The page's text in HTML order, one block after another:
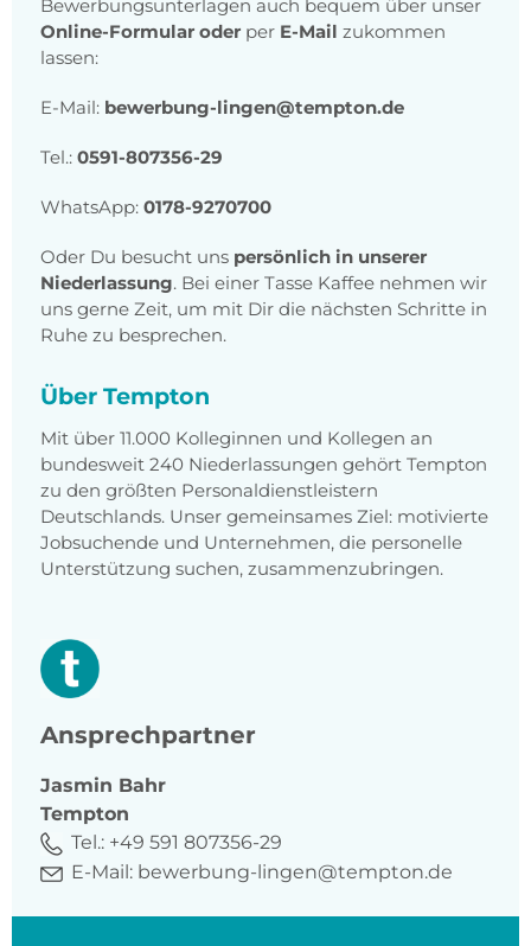
Bewerbungsunterlagen auch bequem über unser
Online-Formular oder per E-Mail zukommen
lassen:
E-Mail: bewerbung-lingen@tempton.de
Tel.: 0591-807356-29
WhatsApp: 0178-9270700
Oder Du besucht uns persönlich in unserer
Niederlassung. Bei einer Tasse Kaffee nehmen wir
uns gerne Zeit, um mit Dir die nächsten Schritte in
Ruhe zu besprechen.
Über Tempton
Mit über 11.000 Kolleginnen und Kollegen an
bundesweit 240 Niederlassungen gehört Tempton
zu den größten Personaldienstleistern
Deutschlands. Unser gemeinsames Ziel: motivierte
Jobsuchende und Unternehmen, die personelle
Unterstützung suchen, zusammenzubringen.
Ansprechpartner
Jasmin Bahr
Tempton
Tel.: +49 591 807356-29
E-Mail: bewerbung-lingen@tempton.de